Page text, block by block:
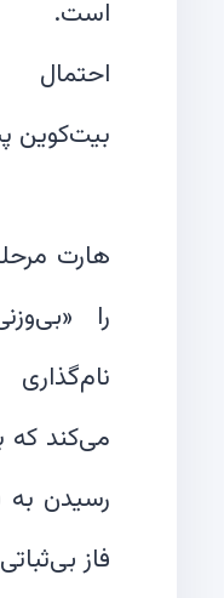
هارت
را
می‌کند که
رسیدن به
فاز